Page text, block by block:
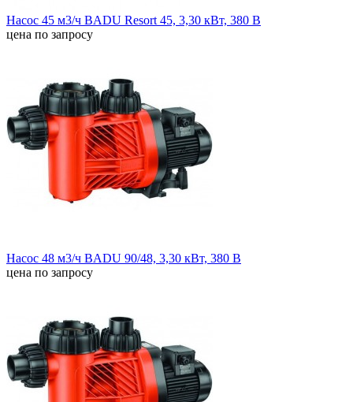
Насос 45 м3/ч BADU Resort 45, 3,30 кВт, 380 В
цена по запросу
Насос 48 м3/ч BADU 90/48, 3,30 кВт, 380 В
цена по запросу